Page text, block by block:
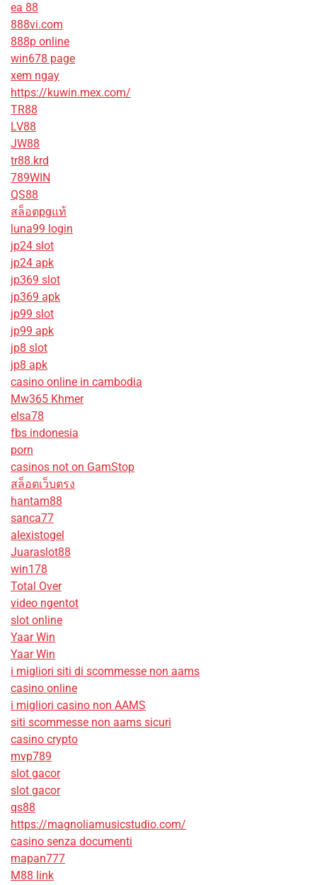
ea 88
888vi.com
888p online
win678 page
xem ngay
https://kuwin.mex.com/
TR88
LV88
JW88
tr88.krd
789WIN
QS88
สล็อตpgแท้
luna99 login
jp24 slot
jp24 apk
jp369 slot
jp369 apk
jp99 slot
jp99 apk
jp8 slot
jp8 apk
casino online in cambodia
Mw365 Khmer
elsa78
fbs indonesia
porn
casinos not on GamStop
สล็อตเว็บตรง
hantam88
sanca77
alexistogel
Juaraslot88
win178
Total Over
video ngentot
slot online
Yaar Win
Yaar Win
i migliori siti di scommesse non aams
casino online
i migliori casino non AAMS
siti scommesse non aams sicuri
casino crypto
mvp789
slot gacor
slot gacor
qs88
https://magnoliamusicstudio.com/
casino senza documenti
mapan777
M88 link